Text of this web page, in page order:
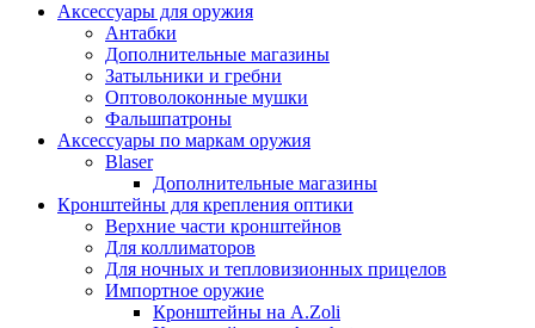
Аксессуары для оружия
Антабки
Дополнительные магазины
Затыльники и гребни
Оптоволоконные мушки
Фальшпатроны
Аксессуары по маркам оружия
Blaser
Дополнительные магазины
Кронштейны для крепления оптики
Верхние части кронштейнов
Для коллиматоров
Для ночных и тепловизионных прицелов
Импортное оружие
Кронштейны на A.Zoli